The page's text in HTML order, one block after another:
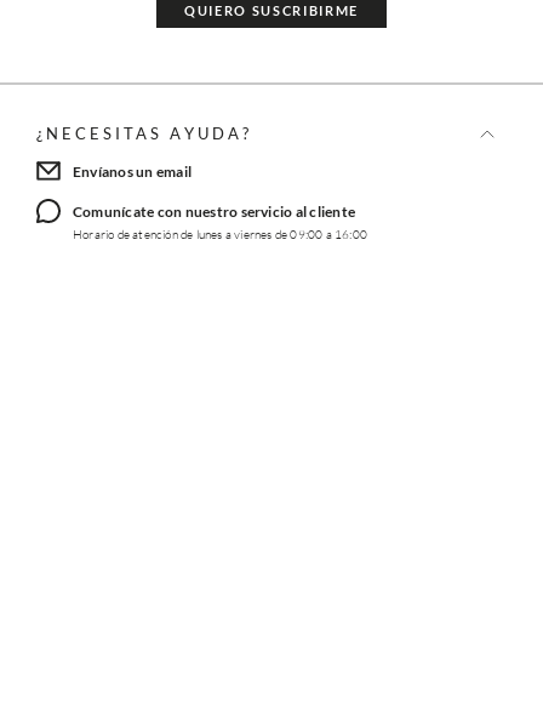
QUIERO SUSCRIBIRME
¿NECESITAS AYUDA?
Envíanos un email
Comunícate con nuestro servicio al cliente
Horario de atención de lunes a viernes de 09:00 a 16:00